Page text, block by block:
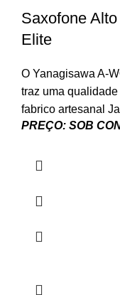
Saxofone
Elite
O Yanagisawa A-
traz uma
fabrico artesanal
PREÇO: SOB